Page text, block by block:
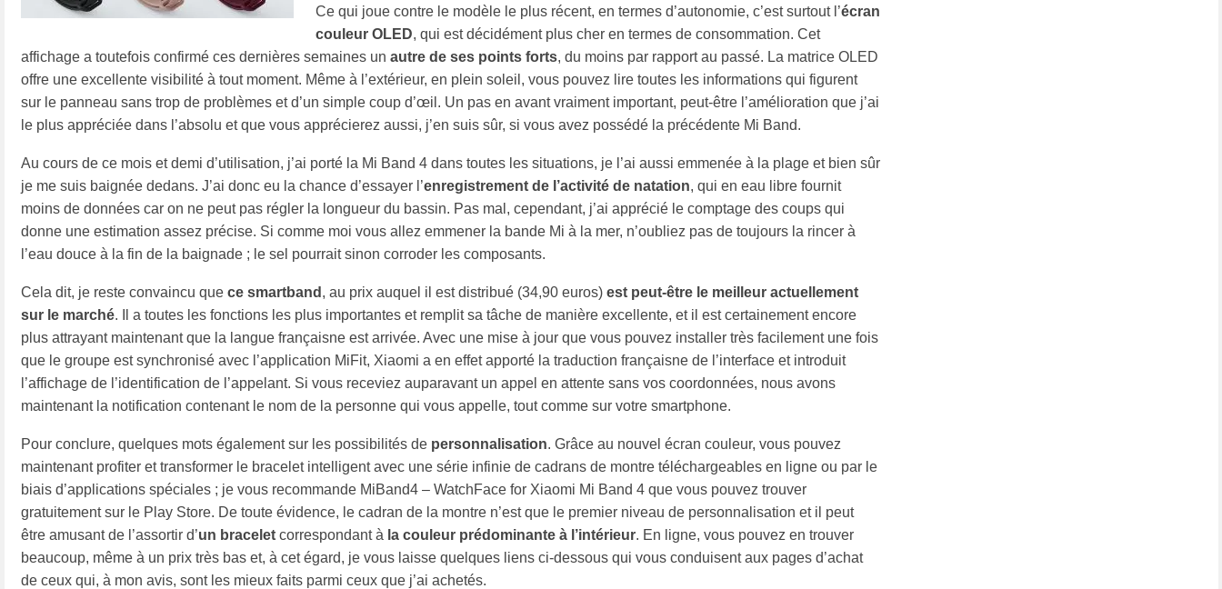
Ce qui joue contre le modèle le plus récent, en termes d’autonomie, c’est surtout l’écran
couleur OLED, qui est décidément plus cher en termes de consommation. Cet
affichage a toutefois confirmé ces dernières semaines un autre de ses points forts, du moins par rapport au passé. La matrice OLED
offre une excellente visibilité à tout moment. Même à l’extérieur, en plein soleil, vous pouvez lire toutes les informations qui figurent
sur le panneau sans trop de problèmes et d’un simple coup d’œil. Un pas en avant vraiment important, peut-être l’amélioration que j’ai
le plus appréciée dans l’absolu et que vous apprécierez aussi, j’en suis sûr, si vous avez possédé la précédente Mi Band.
Au cours de ce mois et demi d’utilisation, j’ai porté la Mi Band 4 dans toutes les situations, je l’ai aussi emmenée à la plage et bien sûr
je me suis baignée dedans. J’ai donc eu la chance d’essayer l’enregistrement de l’activité de natation, qui en eau libre fournit
moins de données car on ne peut pas régler la longueur du bassin. Pas mal, cependant, j’ai apprécié le comptage des coups qui
donne une estimation assez précise. Si comme moi vous allez emmener la bande Mi à la mer, n’oubliez pas de toujours la rincer à
l’eau douce à la fin de la baignade ; le sel pourrait sinon corroder les composants.
Cela dit, je reste convaincu que ce smartband , au prix auquel il est distribué (34,90 euros) est peut-être le meilleur actuellement
sur le marché. Il a toutes les fonctions les plus importantes et remplit sa tâche de manière excellente, et il est certainement encore
plus attrayant maintenant que la langue françaisne est arrivée. Avec une mise à jour que vous pouvez installer très facilement une fois
que le groupe est synchronisé avec l’application MiFit, Xiaomi a en effet apporté la traduction françaisne de l’interface et introduit
l’affichage de l’identification de l’appelant. Si vous receviez auparavant un appel en attente sans vos coordonnées, nous avons
maintenant la notification contenant le nom de la personne qui vous appelle, tout comme sur votre smartphone.
Pour conclure, quelques mots également sur les possibilités de personnalisation. Grâce au nouvel écran couleur, vous pouvez
maintenant profiter et transformer le bracelet intelligent avec une série infinie de cadrans de montre téléchargeables en ligne ou par le
biais d’applications spéciales ; je vous recommande MiBand4 – WatchFace for Xiaomi Mi Band 4 que vous pouvez trouver
gratuitement sur le Play Store. De toute évidence, le cadran de la montre n’est que le premier niveau de personnalisation et il peut
être amusant de l’assortir d’un braceletcorrespondant à la couleur prédominante à l’intérieur. En ligne, vous pouvez en trouver
beaucoup, même à un prix très bas et, à cet égard, je vous laisse quelques liens ci-dessous qui vous conduisent aux pages d’achat
de ceux qui, à mon avis, sont les mieux faits parmi ceux que j’ai achetés.